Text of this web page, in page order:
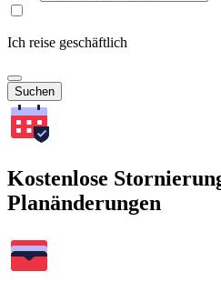
Ich reise geschäftlich
Suchen
Kostenlose
Planänderungen